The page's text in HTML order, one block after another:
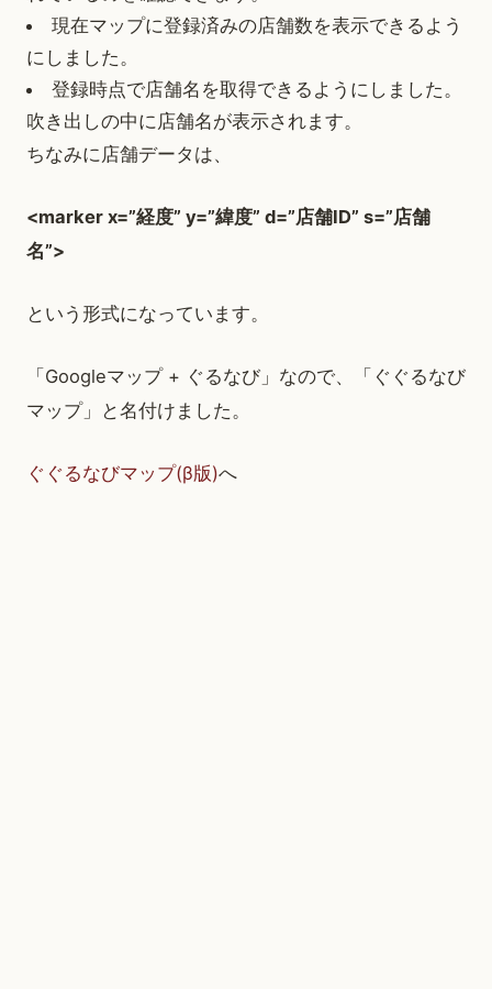
現在マップに登録済みの店舗数を表示できるよう
にしました。
登録時点で店舗名を取得できるようにしました。
吹き出しの中に店舗名が表示されます。
ちなみに店舗データは、
<marker x=”経度” y=”緯度” d=”店舗ID” s=”店舗
名”>
という形式になっています。
「Googleマップ + ぐるなび」なので、「ぐぐるなび
マップ」と名付けました。
ぐぐるなびマップ(β版)へ